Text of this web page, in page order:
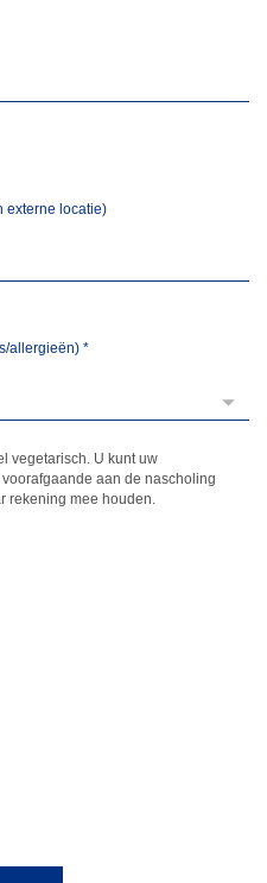
externe locatie)
allergieën) *
vegetarisch. U kunt uw
aan de nascholing
rekening mee houden.